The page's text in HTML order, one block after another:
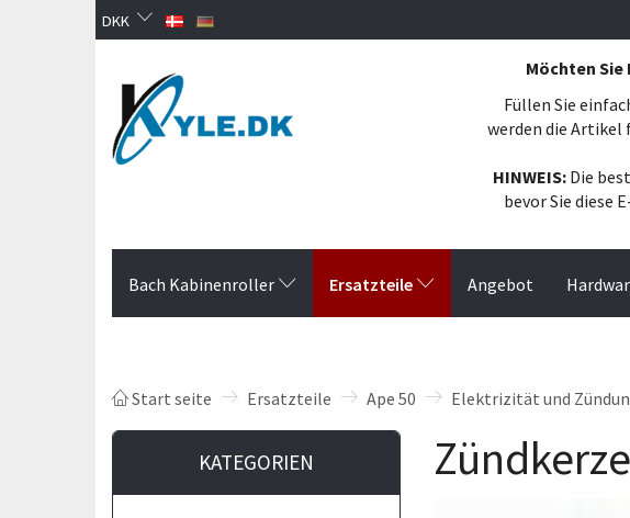
DKK
Möchten
Füllen Sie
werden die Artikel
HINWEIS:Die
bevor Sie diese
Bach Kabinenroller Ersatzteile Angebot
Start seite Ersatzteile Ape 50 Elektrizität und
KATEGORIEN